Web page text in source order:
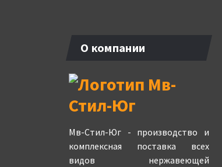
О компании
Мв-Стил-Юг - производство и
комплексная поставка всех
видов нержавеющей